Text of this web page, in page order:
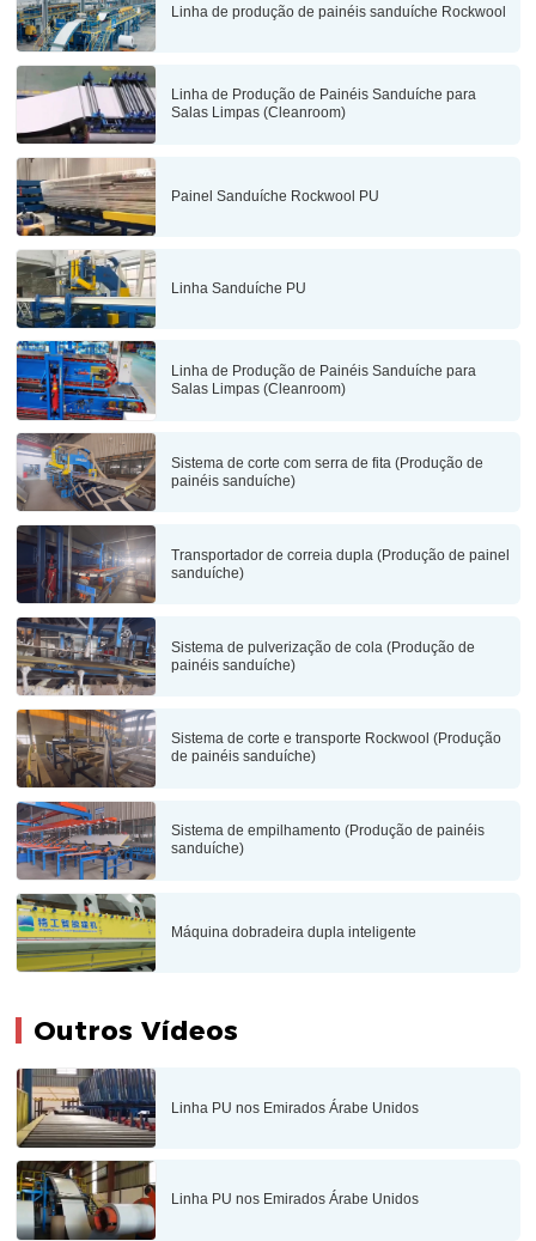
Linha de produção de painéis sanduíche Rockwool
Linha de Produção de Painéis Sanduíche para
Salas Limpas (Cleanroom)
Painel Sanduíche Rockwool PU
Linha Sanduíche PU
Linha de Produção de Painéis Sanduíche para
Salas Limpas (Cleanroom)
Sistema de corte com serra de fita (Produção de
painéis sanduíche)
Transportador de correia dupla (Produção de painel
sanduíche)
Sistema de pulverização de cola (Produção de
painéis sanduíche)
Sistema de corte e transporte Rockwool (Produção
de painéis sanduíche)
Sistema de empilhamento (Produção de painéis
sanduíche)
Máquina dobradeira dupla inteligente
Outros Vídeos
Linha PU nos Emirados Árabe Unidos
Linha PU nos Emirados Árabe Unidos